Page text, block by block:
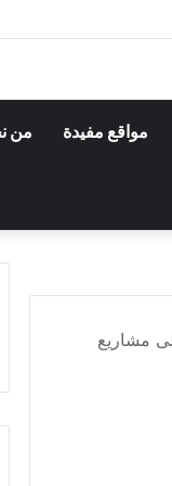
مواقع مفيدة من
مشاريع